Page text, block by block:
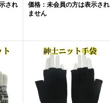
され
価格：未会員の方は表示され
ません